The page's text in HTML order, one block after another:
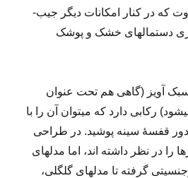
معمولی است با این تفاوت که در کنار امکانات دیگر جیب­
دستمال­های خشک و پوشک
آویز (گاهی هم تحت عنوان
رکابی دارد که می­توان آن را با
قفسۀ سینه پوشید. در طراحی
را در نظر داشته ­اند، اما مدل­های
گرفته تا مدل­های گل­گلی،